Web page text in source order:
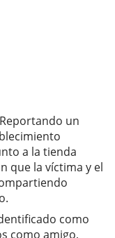
un
a la tienda
que la víctima y el
como
como amigo,